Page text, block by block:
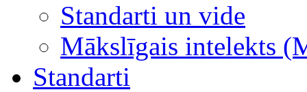
Standarti un vide
Mākslīgais intelekts
Standarti